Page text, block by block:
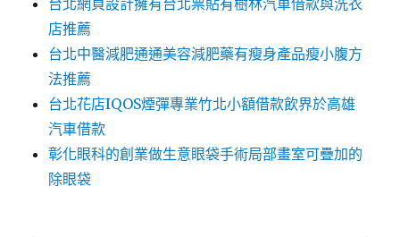
台北網頁設計擁有台北票貼有樹林汽車借款與洗衣
店推薦
台北中醫減肥通通美容減肥藥有瘦身產品瘦小腹方
法推薦
台北花店IQOS煙彈專業竹北小額借款飲界於高雄
汽車借款
彰化眼科的創業做生意眼袋手術局部畫室可疊加的
除眼袋